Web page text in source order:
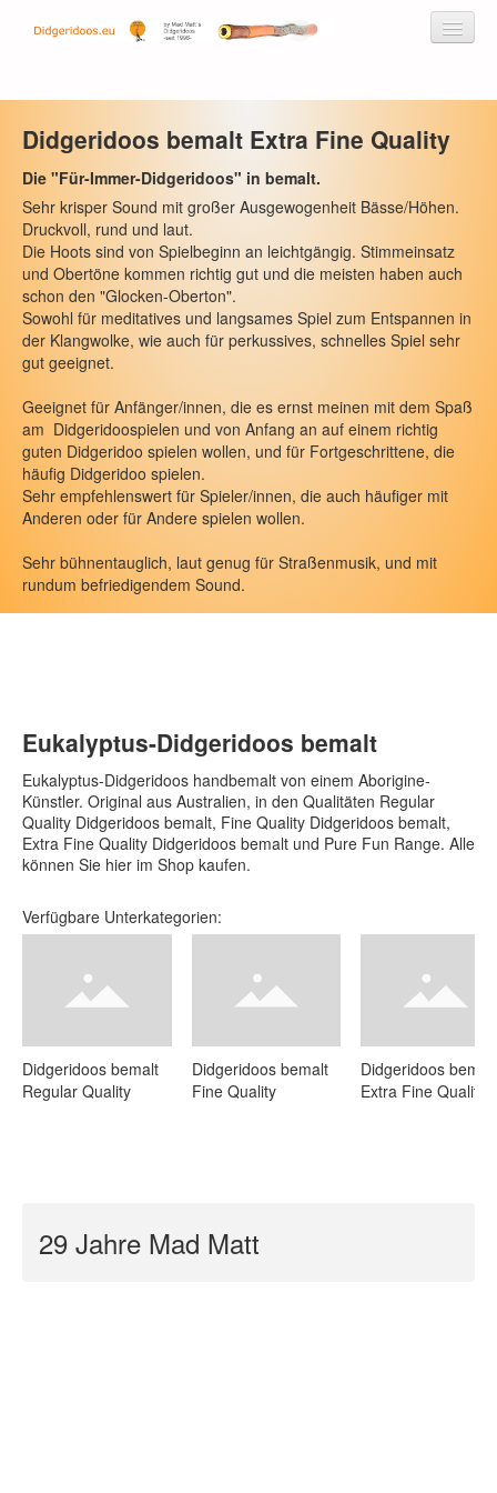
Didgeridoos by Mad Matt
Didgeridoos
Didgeridoos aus Kunststoff/Fiberglas
Eukalyptus-Didgeridoos
Eukalyptus-Didgeridoos unbemalt
Eukalyptus-Didgeridoos bemalt
Didgeridoos bemalt Regular Quality
Didgeridoos bemalt Fine Quality
Didgeridoos bemalt Extra Fine Quality
Didgeridoos bemalt Pure Fun Range
Special Eukalyptus-Didgeridoos
Didgeridoo-Musik-CDs
Service
Workshops
Newsletter
Ihr Konto/Login
Didgeridoos bemalt Extra Fine Quality
Die "Für-Immer-Didgeridoos" in bemalt.
Sehr krisper Sound mit großer Ausgewogenheit Bässe/Höhen.
Druckvoll, rund und laut.
Die Hoots sind von Spielbeginn an leichtgängig. Stimmeinsatz
und Obertöne kommen richtig gut und die meisten haben auch
schon den "Glocken-Oberton".
Sowohl für meditatives und langsames Spiel zum Entspannen in
der Klangwolke, wie auch für perkussives, schnelles Spiel sehr
gut geeignet.
Geeignet für Anfänger/innen, die es ernst meinen mit dem Spaß
am Didgeridoospielen und von Anfang an auf einem richtig
guten Didgeridoo spielen wollen, und für Fortgeschrittene, die
häufig Didgeridoo spielen.
Sehr empfehlenswert für Spieler/innen, die auch häufiger mit
Anderen oder für Andere spielen wollen.
Sehr bühnentauglich, laut genug für Straßenmusik, und mit
rundum befriedigendem Sound.
Eukalyptus-Didgeridoos bemalt
Eukalyptus-Didgeridoos handbemalt von einem Aborigine-
Künstler. Original aus Australien, in den Qualitäten Regular
Quality Didgeridoos bemalt, Fine Quality Didgeridoos bemalt,
Extra Fine Quality Didgeridoos bemalt und Pure Fun Range. Alle
können Sie hier im Shop kaufen.
Verfügbare Unterkategorien:
Didgeridoos bemalt
Regular Quality
Didgeridoos bemalt
Fine Quality
Didgeridoos bemalt
Extra Fine Quality
29 Jahre Mad Matt